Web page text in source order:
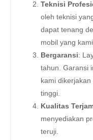
Teknisi
oleh teknisi
dapat tenang
mobil yang
Bergaransi:
tahun. Garansi
kami
tinggi.
Kualitas
menyediakan
teruji.